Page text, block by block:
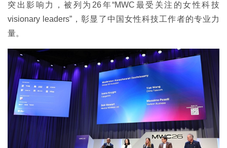
突出影响力，被列为26年“MWC最受关注的女性科技
visionary leaders”，彰显了中国女性科技工作者的专业力
量。